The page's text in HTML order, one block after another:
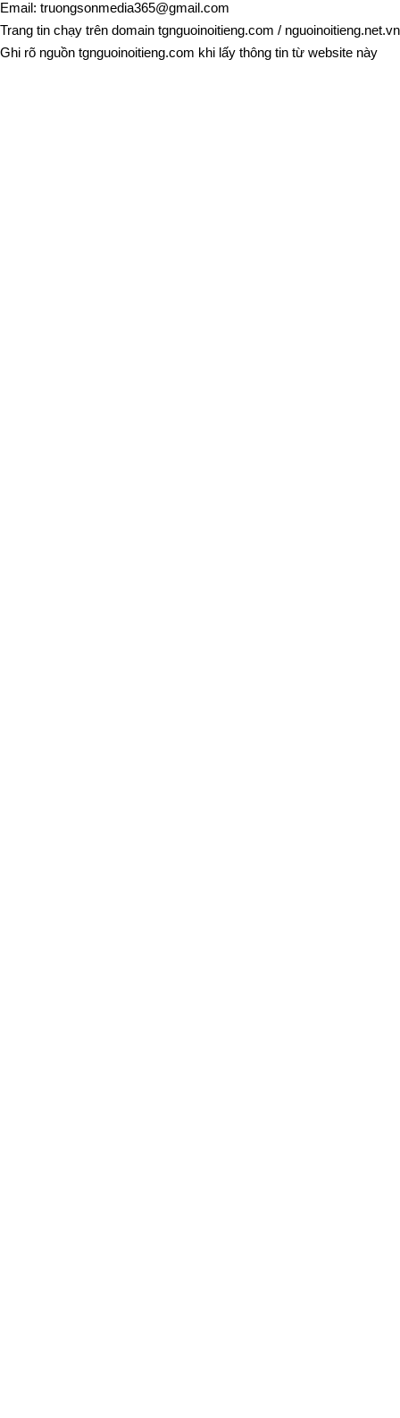
Email: truongsonmedia365@gmail.com
Trang tin chạy trên domain tgnguoinoitieng.com / nguoinoitieng.net.vn
Ghi rõ nguồn tgnguoinoitieng.com khi lấy thông tin từ website này